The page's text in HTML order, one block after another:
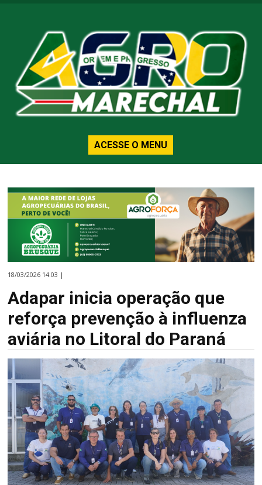
ACESSE O MENU
18/03/2026 14:03 |
Adapar inicia operação que
reforça prevenção à influenza
aviária no Litoral do Paraná